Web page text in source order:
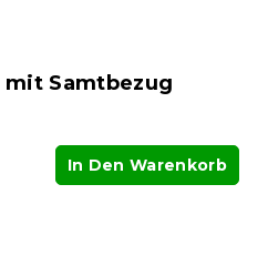
Samtbezug
In Den Warenkorb